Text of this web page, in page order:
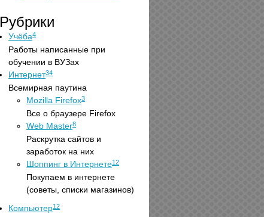
Рубрики
Учёба4
Работы написанные при
обучении в ВУЗах
Интернет34
Всемирная паутина
Mozilla Firefox3
Все о браузере Firefox
Web Master8
Раскрутка сайтов и
заработок на них
Шоппинг в Интернете12
Покупаем в интернете
(советы, списки магазинов)
Компьютер12